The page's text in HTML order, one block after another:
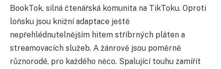
BookTok, silná čtenářská komunita na TikToku. Oproti
loňsku jsou knižní adaptace ještě
nepřehlédnutelnějším hitem stříbrných pláten a
streamovacích služeb. A žánrově jsou poměrně
různorodé, pro každého něco. Spalující touhu zamířit